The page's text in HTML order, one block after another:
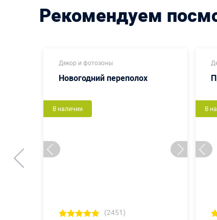
Рекомендуем
Декор и фотозоны
Новогодний переполох
В наличии
(2451)
В